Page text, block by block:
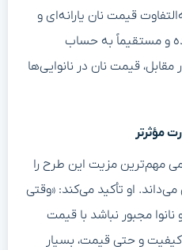
قیمت نان یارانه‌ای و
و مستقیماً به حساب
مقابل، قیمت نان در نانوایی‌ها
مؤثرتر
مهم‌ترین مزیت این طرح را
می‌داند. او تأکید می‌کند: «وقتی
مجبور نباشد با قیمت
و حتی قیمت، بسیار